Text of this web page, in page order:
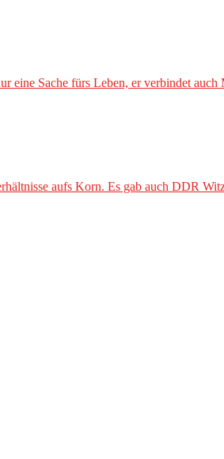
Sache fürs Leben, er verbindet auch
aufs Korn. Es gab auch DDR